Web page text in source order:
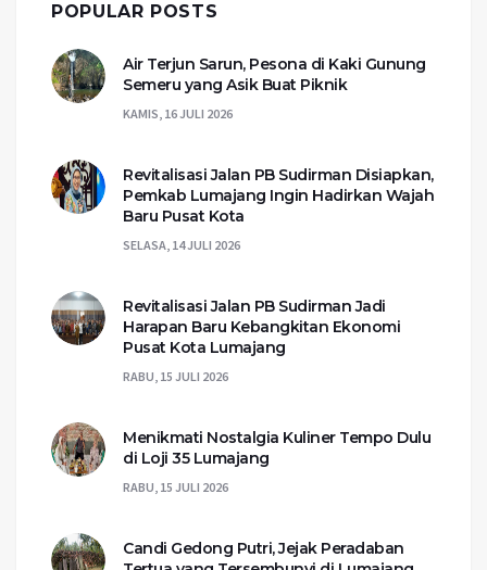
POPULAR POSTS
Air Terjun Sarun, Pesona di Kaki Gunung
Semeru yang Asik Buat Piknik
KAMIS, 16 JULI 2026
Revitalisasi Jalan PB Sudirman Disiapkan,
Pemkab Lumajang Ingin Hadirkan Wajah
Baru Pusat Kota
SELASA, 14 JULI 2026
Revitalisasi Jalan PB Sudirman Jadi
Harapan Baru Kebangkitan Ekonomi
Pusat Kota Lumajang
RABU, 15 JULI 2026
Menikmati Nostalgia Kuliner Tempo Dulu
di Loji 35 Lumajang
RABU, 15 JULI 2026
Candi Gedong Putri, Jejak Peradaban